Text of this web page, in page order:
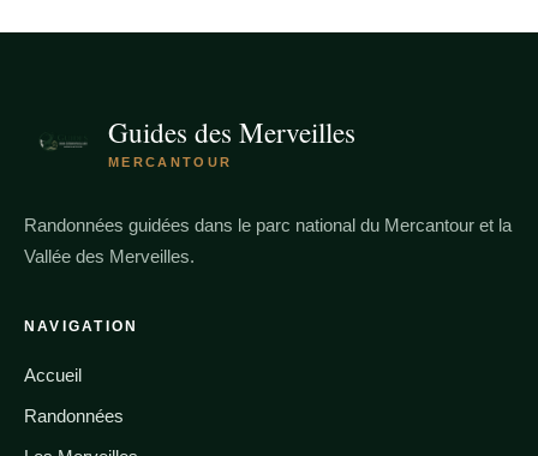
Guides des Merveilles
MERCANTOUR
Randonnées guidées dans le parc national du Mercantour et la
Vallée des Merveilles.
NAVIGATION
Accueil
Randonnées